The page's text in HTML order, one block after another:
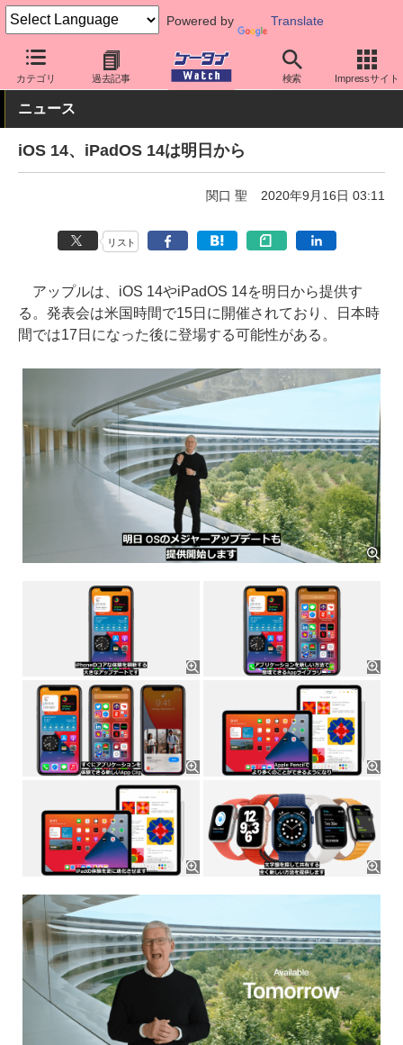
Powered by Translate
カテゴリ 過去記事 検索 Impressサイト
ケータイ Watch OS iPhone (iOS)
ニュース
iOS 14、iPadOS 14は明日から
関口 聖 2020年9月16日 03:11
リスト
アップルは、iOS 14やiPadOS 14を明日から提供す
る。発表会は米国時間で15日に開催されており、日本時
間では17日になった後に登場する可能性がある。